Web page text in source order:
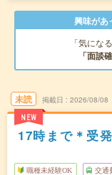
興味があ
「気にな
「面談
未読
NEW
掲載日 2026/08/08
17時まで＊受
職種未経験OK 交通